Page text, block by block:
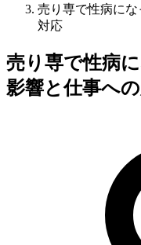
売り専で性病に
対応
売り専で性病
影響と仕事へ